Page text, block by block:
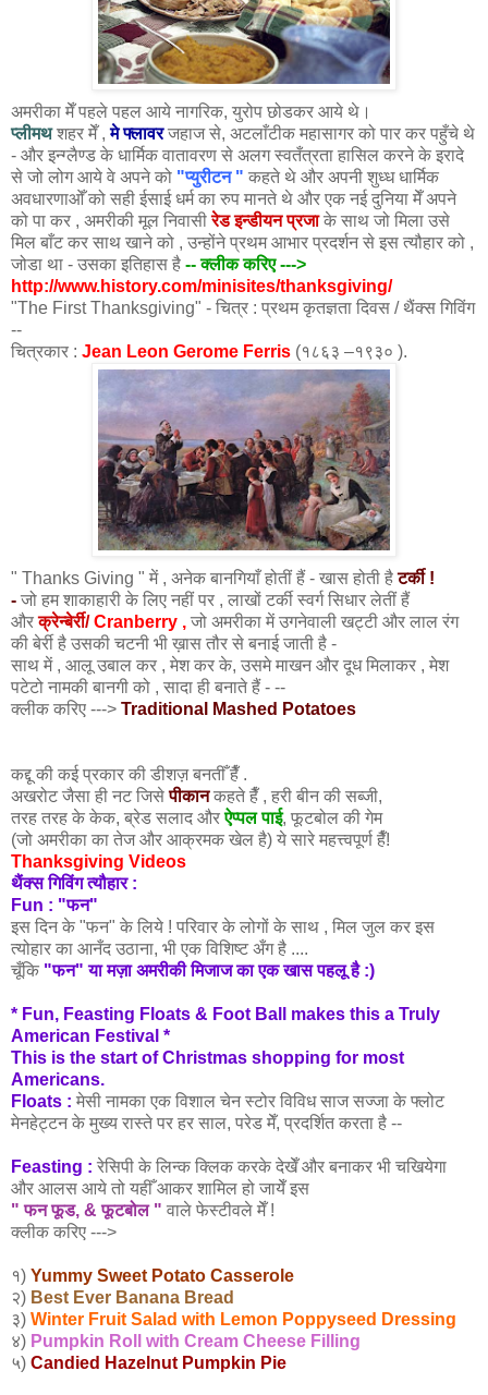
अमरीका मेँ पहले पहल आये नागरिक, युरोप छोडकर आये थे।
प्लीमथशहर मेँ ,मे फ्लावरजहाज से, अटलाँटीक महासागर को पार कर पहुँचे थे
- और इन्ग्लैण्ड के धार्मिक वातावरण से अलग स्वतँत्रता हासिल करने के इरादे
से जो लोग आये वे अपने को "प्युरीटन " कहते थे और अपनी शुध्ध धार्मिक
अवधारणाओँ को सही ईसाई धर्म का रुप मानते थे और एक नई दुनिया मेँ अपने
को पा कर , अमरीकी मूल निवासीरेड इन्डीयन प्रजाके साथ जो मिला उसे
मिल बाँट कर साथ खाने को , उन्होंने प्रथम आभार प्रदर्शन से इस त्यौहार को ,
जोडा था - उसका इतिहास है -- क्लीक करिए --->
http://www.history.com/minisites/thanksgiving/
"The First Thanksgiving" - चित्र : प्रथम कृतज्ञता दिवस / थैंक्स गिविंग
--
चित्रकार : Jean Leon Gerome Ferris (१८६३ –१९३० ).
" Thanks Giving " में , अनेक बानगियाँ होतीं हैं - खास होती हैटर्की !
- जो हम शाकाहारी के लिए नहीं पर , लाखों टर्की स्वर्ग सिधार लेतीं हैं
औरक्रेन्बेर्री/Cranberry , जो अमरीका में उगनेवाली खट्टी और लाल रंग
की बेर्री है उसकी चटनी भी ख़ास तौर से बनाई जाती है -
साथ में , आलू उबाल कर , मेशकर के, उसमे माखन और दूध मिलाकर , मेश
पटेटो नामकी बानगी को , सादा ही बनाते हैं - --
क्लीक करिए ---> Traditional Mashed Potatoes
कद्दू की कई प्रकार की डीशज़ बनतीँ हैँ .
अखरोट जैसा ही नट जिसेपीकान कहते हैँ , हरी बीन की सब्जी,
तरह तरह के केक, ब्रेड सलाद औरऐप्पल पाई, फूटबोल की गेम
(जो अमरीका का तेज और आक्रमक खेल है) ये सारे महत्त्वपूर्ण हैँ!
Thanksgiving Videos
थैंक्स गिविंग त्यौहार :
Fun : "फन"
इस दिन के "फन" के लिये ! परिवार के लोगों के साथ , मिल जुल कर इस
त्योहार का आनँद उठाना, भी एक विशिष्ट अँग है ....
चूँकि "फन" या मज़ा अमरीकी मिजाज का एक खास पहलू है :)
* Fun, Feasting Floats & Foot Ball makes this a Truly
American Festival *
This is the start of Christmas shopping for most
Americans.
Floats : मेसी नामका एक विशाल चेन स्टोर विविध साज सज्जा के फ्लोट
मेनहेट्टन के मुख्य रास्ते पर हर साल, परेड मेँ, प्रदर्शित करता है --
Feasting : रेसिपी के लिन्क क्लिक करके देखेँ और बनाकर भी चखियेगा
और आलस आये तो यहीँ आकर शामिल हो जायेँ इस
" फन फूड, & फूटबोल " वाले फेस्टीवले मेँ !
क्लीक करिए --->
१) Yummy Sweet Potato Casserole
२) Best Ever Banana Bread
३) Winter Fruit Salad with Lemon Poppyseed Dressing
४) Pumpkin Roll with Cream Cheese Filling
५) Candied Hazelnut Pumpkin Pie